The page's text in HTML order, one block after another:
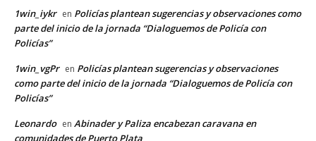
1win_iykr en Policías plantean sugerencias y observaciones como
parte del inicio de la jornada “Dialoguemos de Policía con
Policías”
1win_vgPr en Policías plantean sugerencias y observaciones
como parte del inicio de la jornada “Dialoguemos de Policía con
Policías”
Leonardo en Abinader y Paliza encabezan caravana en
comunidades de Puerto Plata